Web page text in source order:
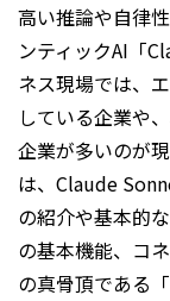
高い推論や自律
ンティックAI「
ネス現場では、
している企業や
企業が多いのが
は、Claude
の紹介や基本的
の基本機能、コ
の真骨頂である